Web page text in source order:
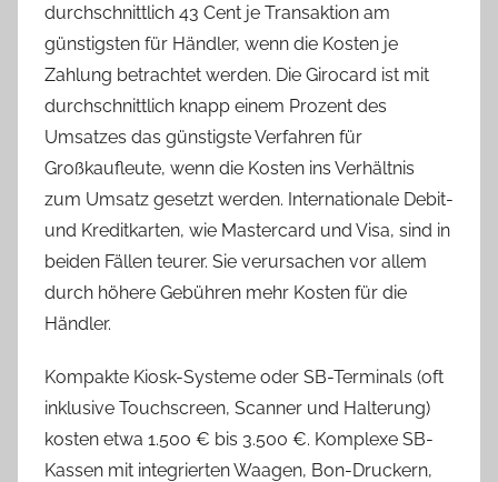
durchschnittlich 43 Cent je Transaktion am
günstigsten für Händler, wenn die Kosten je
Zahlung betrachtet werden. Die Girocard ist mit
durchschnittlich knapp einem Prozent des
Umsatzes das günstigste Verfahren für
Großkaufleute, wenn die Kosten ins Verhältnis
zum Umsatz gesetzt werden. Internationale Debit-
und Kreditkarten, wie Mastercard und Visa, sind in
beiden Fällen teurer. Sie verursachen vor allem
durch höhere Gebühren mehr Kosten für die
Händler.
Kompakte Kiosk-Systeme oder SB-Terminals (oft
inklusive Touchscreen, Scanner und Halterung)
kosten etwa 1.500 € bis 3.500 €. Komplexe SB-
Kassen mit integrierten Waagen, Bon-Druckern,